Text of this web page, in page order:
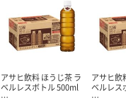
アサヒ飲料 ほうじ茶 ラ
ベルレスボトル 500ml
…
アサヒ飲
ベルレス
…